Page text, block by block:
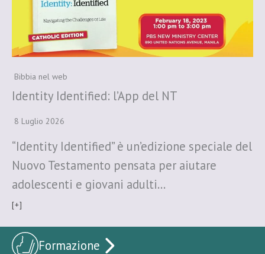
Bibbia nel web
Identity Identified: l’App del NT
8 Luglio 2026
“Identity Identified” è un’edizione speciale del
Nuovo Testamento pensata per aiutare
adolescenti e giovani adulti…
[+]
Formazione